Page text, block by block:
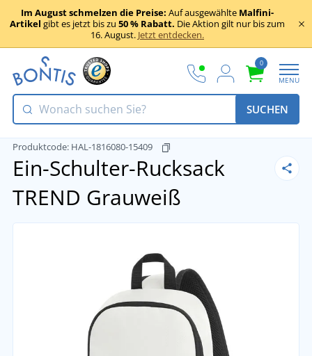
Im August schmelzen die Preise: Auf ausgewählte Malfini-
Artikel gibt es jetzt bis zu 50 % Rabatt. Die Aktion gilt nur bis zum
16. August. Jetzt entdecken.
0
MENU
SUCHEN
Produktcode: HAL-1816080-15409
Ein-Schulter-Rucksack
TREND Grauweiß